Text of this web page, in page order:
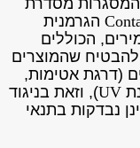
מסדרת
הגרמנית
הכוללים
שהמוצרים
(דרגת אטימות,
UV), וזאת בניגוד
נבדקות בתנאי